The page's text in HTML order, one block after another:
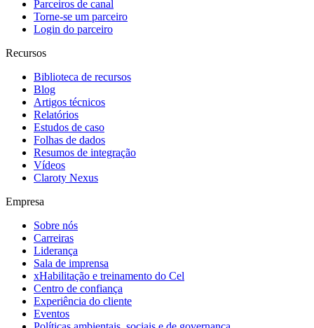
Parceiros de canal
Torne-se um parceiro
Login do parceiro
Recursos
Biblioteca de recursos
Blog
Artigos técnicos
Relatórios
Estudos de caso
Folhas de dados
Resumos de integração
Vídeos
Claroty Nexus
Empresa
Sobre nós
Carreiras
Liderança
Sala de imprensa
xHabilitação e treinamento do Cel
Centro de confiança
Experiência do cliente
Eventos